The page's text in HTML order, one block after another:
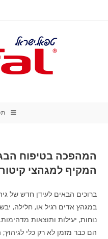
המהפכה בטיפוח
המקיף למגהצי קיטור Tefal
ברוכים הבאים לעידן חדש של
במגהץ אדים רגיל או, חלילה,
נוחות, יעילות ותוצאות
הם כבר מזמן לא רק כלי